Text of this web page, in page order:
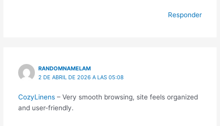
Responder
RANDOMNAMELAM
2 DE ABRIL DE 2026 A LAS 05:08
CozyLinens– Very smooth browsing, site feels organized
and user-friendly.